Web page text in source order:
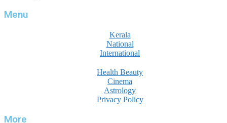
Menu
Kerala
National
International
Health Beauty
Cinema
Astrology
Privacy Policy
More